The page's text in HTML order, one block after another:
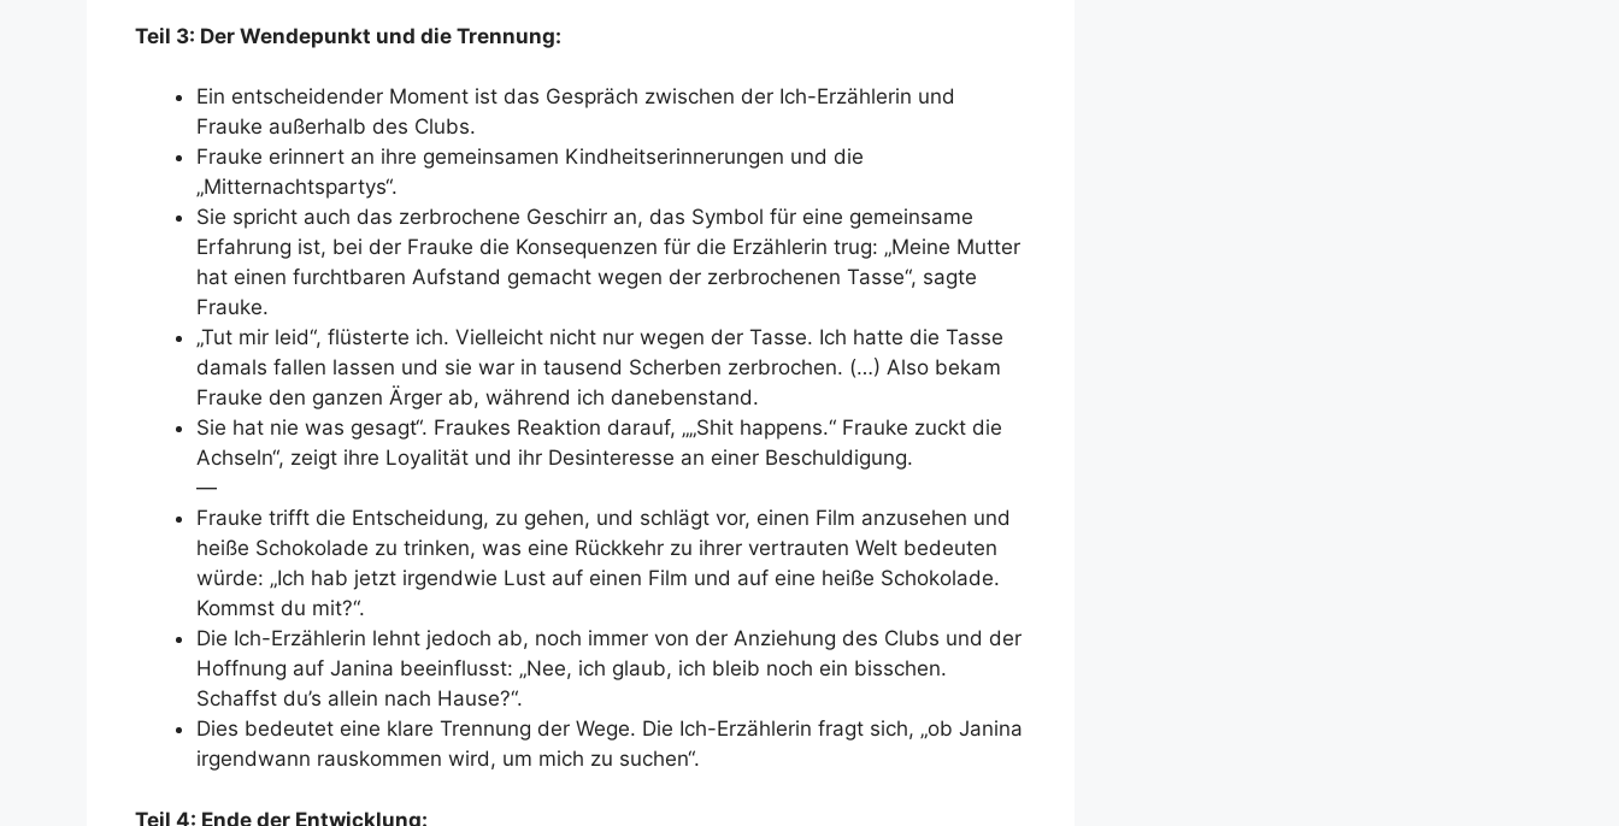
Teil 3: Der Wendepunkt und die Trennung:
Ein entscheidender Moment ist das Gespräch zwischen der Ich-Erzählerin und
Frauke außerhalb des Clubs.
Frauke erinnert an ihre gemeinsamen Kindheitserinnerungen und die
„Mitternachtspartys“.
Sie spricht auch das zerbrochene Geschirr an, das Symbol für eine gemeinsame
Erfahrung ist, bei der Frauke die Konsequenzen für die Erzählerin trug: „Meine Mutter
hat einen furchtbaren Aufstand gemacht wegen der zerbrochenen Tasse“, sagte
Frauke.
„Tut mir leid“, flüsterte ich. Vielleicht nicht nur wegen der Tasse. Ich hatte die Tasse
damals fallen lassen und sie war in tausend Scherben zerbrochen. (…) Also bekam
Frauke den ganzen Ärger ab, während ich danebenstand.
Sie hat nie was gesagt“. Fraukes Reaktion darauf, „„Shit happens.“ Frauke zuckt die
Achseln“, zeigt ihre Loyalität und ihr Desinteresse an einer Beschuldigung.
—
Frauke trifft die Entscheidung, zu gehen, und schlägt vor, einen Film anzusehen und
heiße Schokolade zu trinken, was eine Rückkehr zu ihrer vertrauten Welt bedeuten
würde: „Ich hab jetzt irgendwie Lust auf einen Film und auf eine heiße Schokolade.
Kommst du mit?“.
Die Ich-Erzählerin lehnt jedoch ab, noch immer von der Anziehung des Clubs und der
Hoffnung auf Janina beeinflusst: „Nee, ich glaub, ich bleib noch ein bisschen.
Schaffst du’s allein nach Hause?“.
Dies bedeutet eine klare Trennung der Wege. Die Ich-Erzählerin fragt sich, „ob Janina
irgendwann rauskommen wird, um mich zu suchen“.
Teil 4: Ende der Entwicklung: